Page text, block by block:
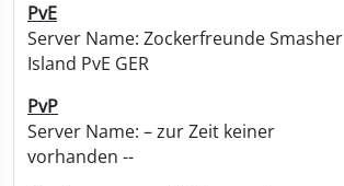
PvE
Server Name: Zockerfreunde Smasher
Island PvE GER
PvP
Server Name: – zur Zeit keiner
vorhanden --